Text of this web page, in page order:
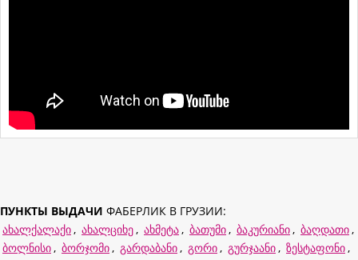
ПУНКТЫ ВЫДАЧИ ФАБЕРЛИК В ГРУЗИИ:
ახალქალაქი , ახალციხე , ახმეტა , ბათუმი , ბაკურიანი , ბაღდათი ,
ბოლნისი , ბორჯომი , გარდაბანი , გორი , გურჯაანი , ზესტაფონი ,